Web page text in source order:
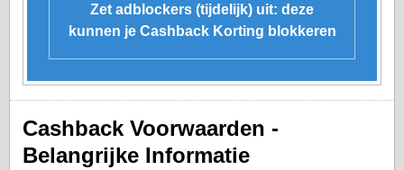
Zet adblockers (tijdelijk) uit: deze
kunnen je Cashback Korting blokkeren
Cashback Voorwaarden -
Belangrijke Informatie